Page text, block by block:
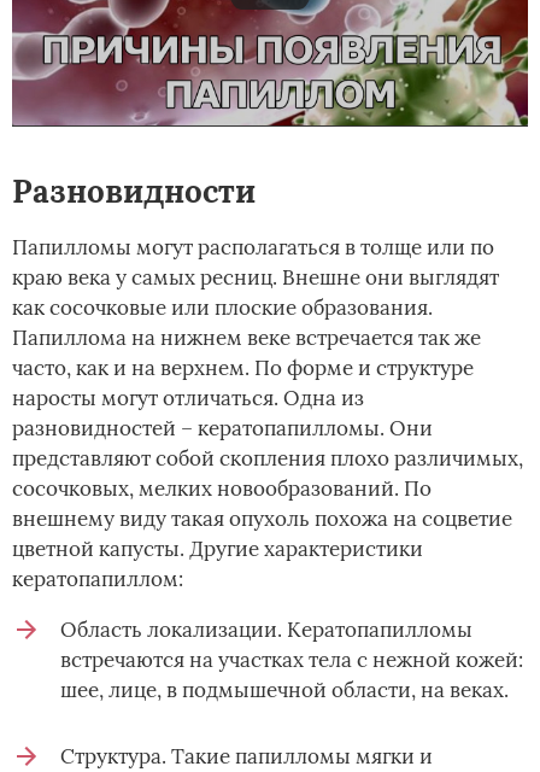
Разновидности
Папилломы могут располагаться в толще или по
краю века у самых ресниц. Внешне они выглядят
как сосочковые или плоские образования.
Папиллома на нижнем веке встречается так же
часто, как и на верхнем. По форме и структуре
наросты могут отличаться. Одна из
разновидностей – кератопапилломы. Они
представляют собой скопления плохо различимых,
сосочковых, мелких новообразований. По
внешнему виду такая опухоль похожа на соцветие
цветной капусты. Другие характеристики
кератопапиллом:
Область локализации. Кератопапилломы
встречаются на участках тела с нежной кожей:
шее, лице, в подмышечной области, на веках.
Структура. Такие папилломы мягки и